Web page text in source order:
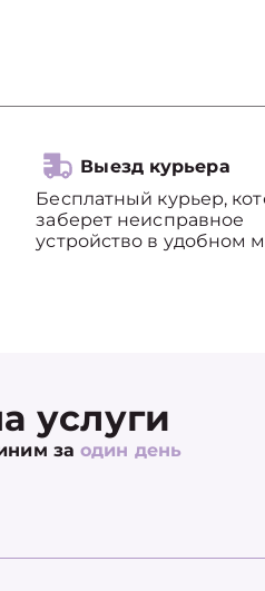
Выезд курьера
Бесплатный курьер,
заберет неисправное
устройство в удобном
услуги
заодин день